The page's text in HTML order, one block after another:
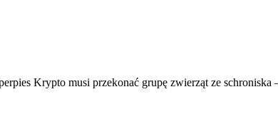
Krypto musi przekonać grupę zwierząt ze